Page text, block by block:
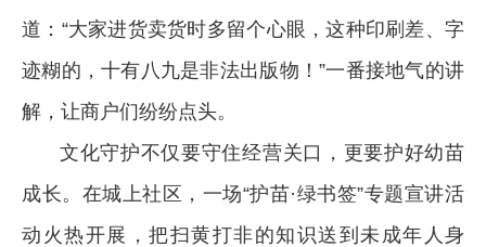
道：“大家进货卖货时多留个心眼，这种印刷差、字
迹糊的，十有八九是非法出版物！”一番接地气的讲
解，让商户们纷纷点头。
文化守护不仅要守住经营关口，更要护好幼苗
成长。在城上社区，一场“护苗·绿书签”专题宣讲活
动火热开展，把扫黄打非的知识送到未成年人身